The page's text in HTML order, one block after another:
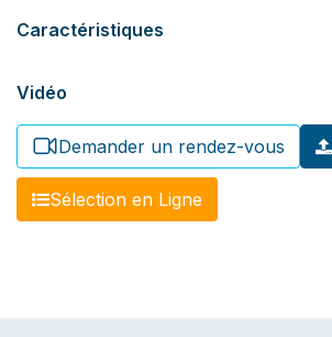
Caractéristiques
Vidéo
Demander un rendez-vous
​​Sélection en Ligne​​